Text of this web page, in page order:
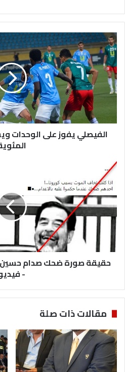
الفيصلي
يفوز
على
الوحدات
ويستعيد
صدارة
بطولة
درع
المئوية
الفيصلي يفوز على الوحدات
حقيقة
صورة
ضحك
صدام
حسين
عند
النطق
بحكم
إعدامه
حقيقة صورة ضحك صدام حسين
-
مقالات ذات صلة